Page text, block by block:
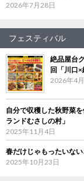
2026年7月28日
フェスティバル
絶品屋台
回「川口
2026年4
自分で収穫した秋野菜
ランドむさしの村」
2025年11月4日
春だけじゃもったいな
2025年10月23日